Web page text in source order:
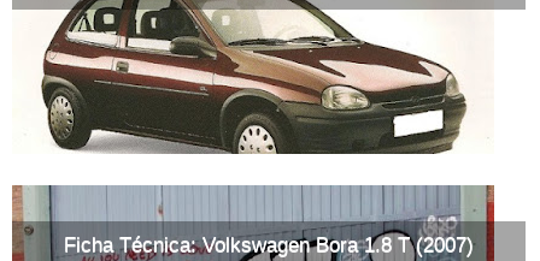
Ficha Técnica: Volkswagen Bora 1.8 T (2007)